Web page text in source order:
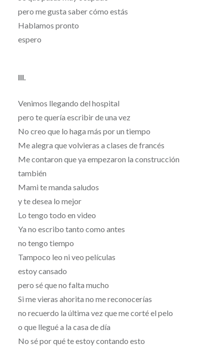
pero me gusta saber cómo estás
Hablamos pronto
espero
III.
Venimos llegando del hospital
pero te quería escribir de una vez
No creo que lo haga más por un tiempo
Me alegra que volvieras a clases de francés
Me contaron que ya empezaron la construcción
también
Mami te manda saludos
y te desea lo mejor
Lo tengo todo en video
Ya no escribo tanto como antes
no tengo tiempo
Tampoco leo ni veo películas
estoy cansado
pero sé que no falta mucho
Si me vieras ahorita no me reconocerías
no recuerdo la última vez que me corté el pelo
o que llegué a la casa de día
No sé por qué te estoy contando esto